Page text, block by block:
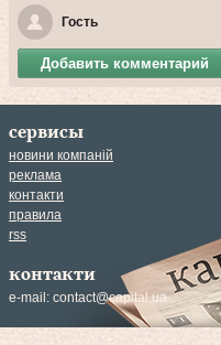
Гость
Добавить комментарий
сервисы
новини компаній
реклама
контакти
правила
rss
контакти
e-mail: contact@capital.ua